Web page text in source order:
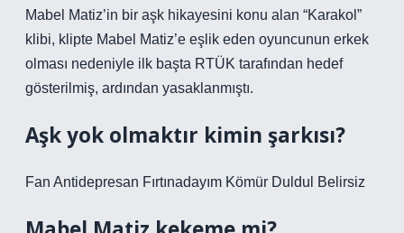
Mabel Matiz’in bir aşk hikayesini konu alan “Karakol”
klibi, klipte Mabel Matiz’e eşlik eden oyuncunun erkek
olması nedeniyle ilk başta RTÜK tarafından hedef
gösterilmiş, ardından yasaklanmıştı.
Aşk yok olmaktır kimin şarkısı?
Fan Antidepresan Fırtınadayım Kömür Duldul Belirsiz